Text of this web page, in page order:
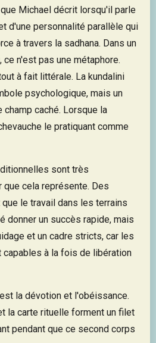
Michael décrit lorsqu'il parle
d'une personnalité parallèle qui
à travers la sadhana. Dans un
n'est pas une métaphore.
à fait littérale. La kundalini
psychologique, mais un
caché. Lorsque la
le pratiquant comme
sont très
cela représente. Des
le travail dans les terrains
donner un succès rapide, mais
et un cadre stricts, car les
à la fois de libération
la dévotion et l'obéissance.
la carte rituelle forment un filet
pendant que ce second corps